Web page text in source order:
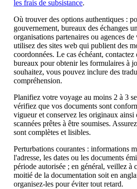
les frais de subsistance.
Où trouver des options authentiques :
gouvernement, bureaux des échanges
organisations partenaires ou agences de
utilisez des sites web qui publient des
coordonnées. Le cas échéant, contactez
bureaux pour obtenir les formulaires à
souhaitez, vous pouvez inclure des
compréhension.
Planifiez votre voyage au moins 2 à 3
vérifiez que vos documents sont
vigueur et conservez les originaux ainsi
scannées prêtes à être soumises.
sont complètes et lisibles.
Perturbations courantes : informations
l'adresse, les dates ou les documents
période autorisée ; en général, veillez à
moitié de la documentation soit en
organisez-les pour éviter tout retard.